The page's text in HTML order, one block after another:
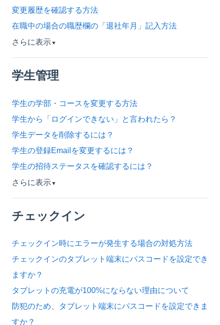
変更履歴を確認する方法
在職中の場合の職歴欄の「退社年月」記入方法
さらに表示▼
学生管理
学生の学部・コースを変更する方法
学生から「ログインできない」と言われたら？
学生データを削除するには？
学生の登録Emailを変更するには？
学生の招待ステータスを確認するには？
さらに表示▼
チェックイン
チェックイン時にエラーが発生する場合の対処方法
チェックインのタブレット端末にパスコードを設定でき
ますか？
タブレットの充電が100%にならない理由について
防犯のため、タブレット端末にパスコードを設定できま
すか？